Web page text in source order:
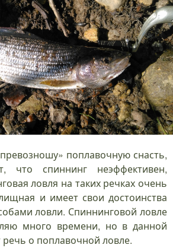
поплавочную снасть,
что спиннинг неэффективен,
ловля на таких речках очень
и имеет свои достоинства
ловли. Спиннинговой ловле
много времени, но в данной
речь о поплавочной ловле.